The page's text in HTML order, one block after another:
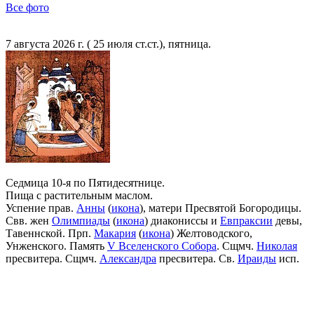
Все фото
7 августа 2026 г. ( 25 июля ст.ст.), пятница.
Седмица 10-я по Пятидесятнице.
Пища с растительным маслом.
Успение прав. Анны (икона), матери Пресвятой Богородицы.
Свв. жен Олимпиады (икона) диакониссы и Евпраксии девы,
Тавеннской. Прп. Макария (икона) Желтоводского,
Унженского. Память V Вселенского Собора. Сщмч. Николая
пресвитера. Сщмч. Александра пресвитера. Св. Ираиды исп.